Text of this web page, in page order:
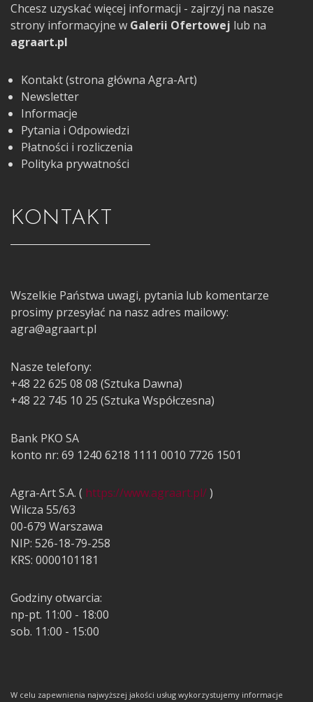
Chcesz uzyskać więcej informacji - zajrzyj na nasze
strony informacyjne w Galerii Ofertowej lub na
agraart.pl
Kontakt (strona główna Agra-Art)
Newsletter
Informacje
Pytania i Odpowiedzi
Płatności i rozliczenia
Polityka prywatności
KONTAKT
Wszelkie Państwa uwagi, pytania lub komentarze
prosimy przesyłać na nasz adres mailowy:
agra@agraart.pl
Nasze telefony:
+48 22 625 08 08 (Sztuka Dawna)
+48 22 745 10 25 (Sztuka Współczesna)
Bank PKO SA
konto nr: 69 1240 6218 1111 0010 7726 1501
Agra-Art S.A. ( https://www.agraart.pl/)
Wilcza 55/63
00-679 Warszawa
NIP: 526-18-79-258
KRS: 0000101181
Godziny otwarcia:
np-pt. 11:00 - 18:00
sob. 11:00 - 15:00
W celu zapewnienia najwyższej jakości usług wykorzystujemy informacje